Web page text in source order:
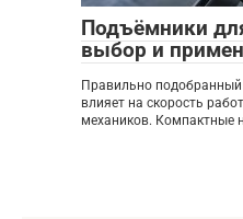
Подъёмники
выбор и
Правильно
влияет на скорость
механиков. Компактные